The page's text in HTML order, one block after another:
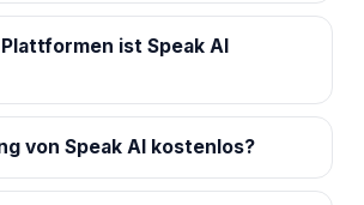
ist Speak AI
von Speak AI kostenlos?